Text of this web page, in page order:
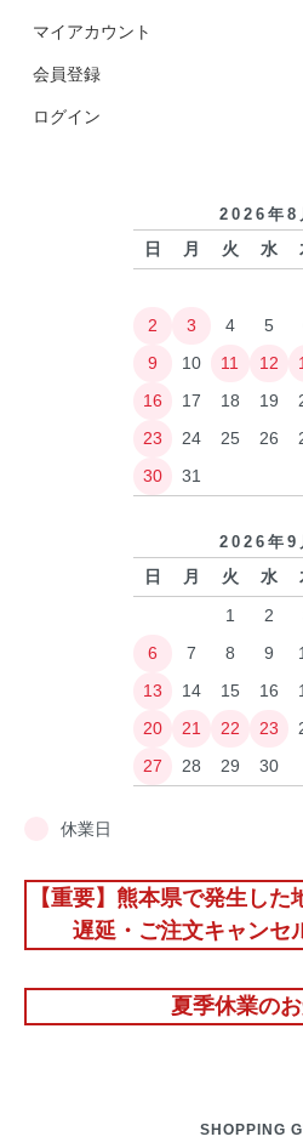
マイアカウント
会員登録
ログイン
2026年8
日 月 火 水
2
3 4 5
9
10 11 12
16
17 18 19
23
24 25 26
30
31
2026年9
日 月 火 水
1
2
6
7 8 9
13
14 15 16
20
21 22 23
27
28 29 30
休業日
【重要】熊本県で発生し
遅延・ご注文キャンセ
夏季休業の
SHOPPING